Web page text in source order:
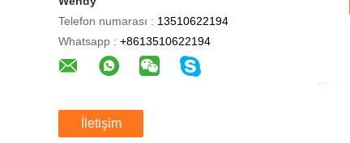
Telefon numarası : 13510622194
Whatsapp : +8613510622194
İletişim